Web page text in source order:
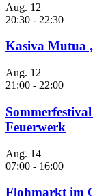
Aug. 12
20:30 - 22:30
Kasiva Mutua
Aug. 12
21:00 - 22:00
Feuerwerk
Aug. 14
07:00 - 16:00
Flohmarkt im